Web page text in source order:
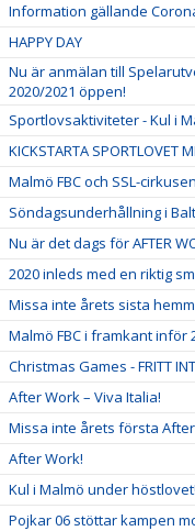
Information gällande
HAPPY DAY
Nu är anmälan till
2020/2021 öppen!
Sportlovsaktiviteter - Kul i
KICKSTARTA SPORTLOVET
Malmö FBC och SSL-
Söndagsunderhållning i
Nu är det dags för AFTER
2020 inleds med en riktig
Missa inte årets sista
Malmö FBC i framkant inför
Christmas Games - FRITT
After Work – Viva Italia!
Missa inte årets första
After Work!
Kul i Malmö under höstlovet!
Pojkar 06 stöttar kampen